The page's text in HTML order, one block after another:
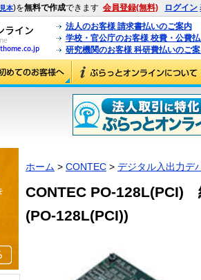
見本)を無料で作成できます 会員登録(無料) ログイン
法人のお客様 請求書払いのご案内
学校・官公庁のお客様 校費・公費
研究機関のお客様 科研費払いのご
ホーム > CONTEC > デジタル入出力デ
CONTEC PO-128L(PCI)
(PO-128L(PCI))